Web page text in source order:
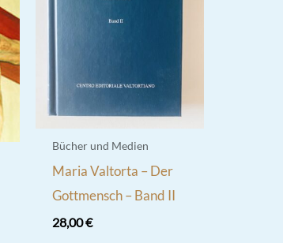
Bücher und Medien
Maria Valtorta – Der
Gottmensch – Band II
28,00€